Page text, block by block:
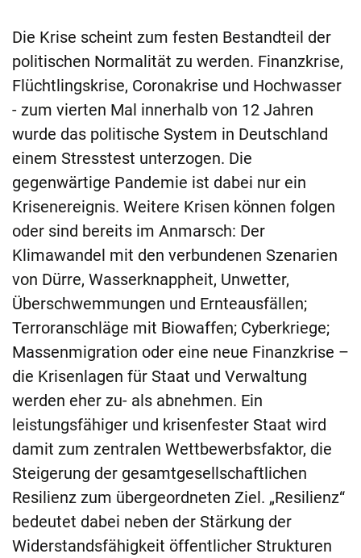
Die Krise scheint zum festen Bestandteil der
politischen Normalität zu werden. Finanzkrise,
Flüchtlingskrise, Coronakrise und Hochwasser
- zum vierten Mal innerhalb von 12 Jahren
wurde das politische System in Deutschland
einem Stresstest unterzogen. Die
gegenwärtige Pandemie ist dabei nur ein
Krisenereignis. Weitere Krisen können folgen
oder sind bereits im Anmarsch: Der
Klimawandel mit den verbundenen Szenarien
von Dürre, Wasserknappheit, Unwetter,
Überschwemmungen und Ernteausfällen;
Terroranschläge mit Biowaffen; Cyberkriege;
Massenmigration oder eine neue Finanzkrise –
die Krisenlagen für Staat und Verwaltung
werden eher zu- als abnehmen. Ein
leistungsfähiger und krisenfester Staat wird
damit zum zentralen Wettbewerbsfaktor, die
Steigerung der gesamtgesellschaftlichen
Resilienz zum übergeordneten Ziel. „Resilienz“
bedeutet dabei neben der Stärkung der
Widerstandsfähigkeit öffentlicher Strukturen